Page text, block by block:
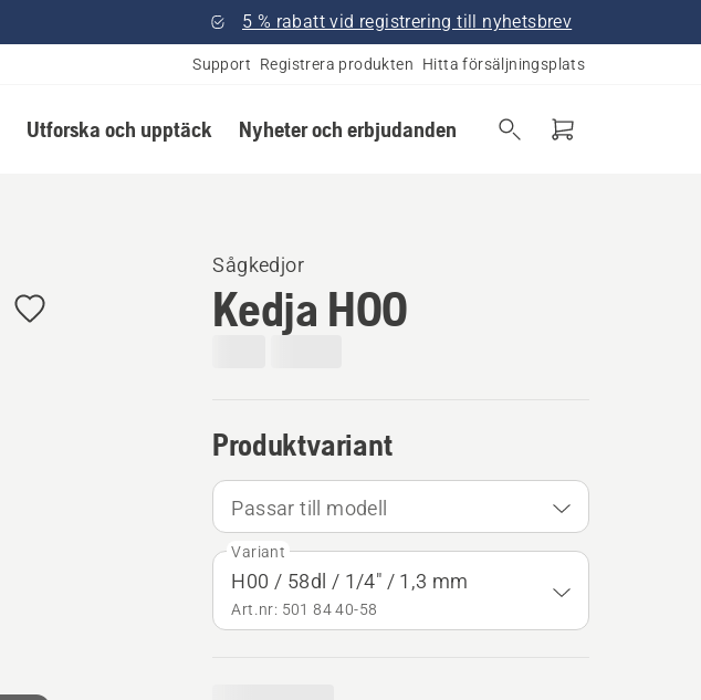
5 % rabatt vid registrering till nyhetsbrev
Support Registrera produkten Hitta försäljningsplats
Utforska och upptäck Nyheter och erbjudanden
Sågkedjor
Kedja H00
Produktvariant
Passar till modell
Variant
H00 / 58dl / 1/4" / 1,3 mm
Art.nr: 501 84 40‑58